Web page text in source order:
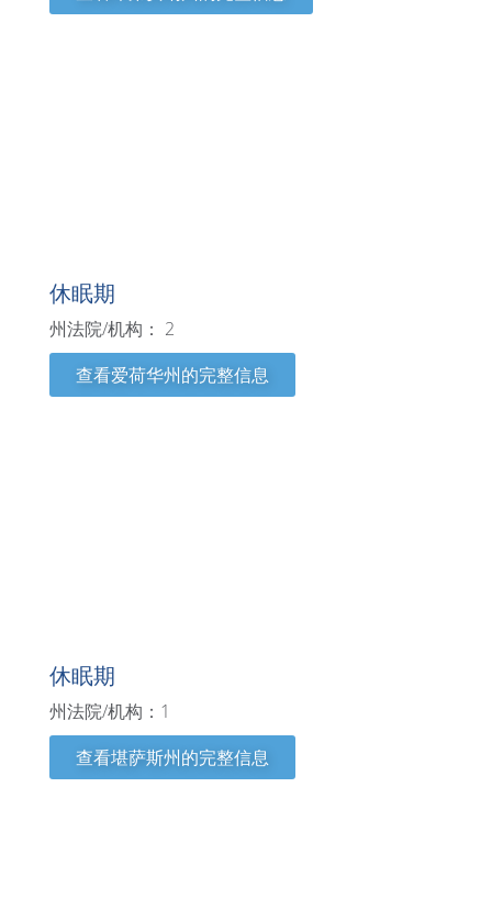
休眠期
州法院/机构： 2
查看爱荷华州的完整信息
休眠期
州法院/机构：1
查看堪萨斯州的完整信息